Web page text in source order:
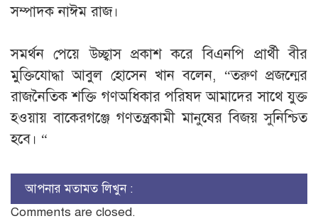
সম্পাদক নাঈম রাজ।
সমর্থন পেয়ে উচ্ছ্বাস প্রকাশ করে বিএনপি প্রার্থী বীর
মুক্তিযোদ্ধা আবুল হোসেন খান বলেন, “তরুণ প্রজন্মের
রাজনৈতিক শক্তি গণঅধিকার পরিষদ আমাদের সাথে যুক্ত
হওয়ায় বাকেরগঞ্জে গণতন্ত্রকামী মানুষের বিজয় সুনিশ্চিত
হবে। “
আপনার মতামত লিখুন :
Comments are closed.